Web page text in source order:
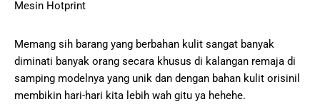
Mesin Hotprint
Memang sih barang yang berbahan kulit sangat banyak
diminati banyak orang secara khusus di kalangan remaja di
samping modelnya yang unik dan dengan bahan kulit orisinil
membikin hari-hari kita lebih wah gitu ya hehehe.